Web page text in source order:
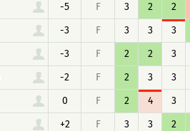
-5 F 3 2 2
-3 F 3 3 3
-3 F 2 2 3
-2 F 2 3 3
0 F 2 4 3
+2 F 3 3 2